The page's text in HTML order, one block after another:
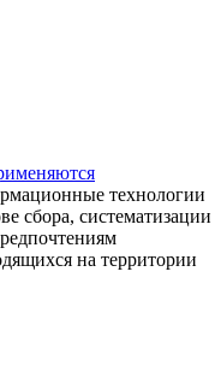
технологии
сбора, систематизации
на территории